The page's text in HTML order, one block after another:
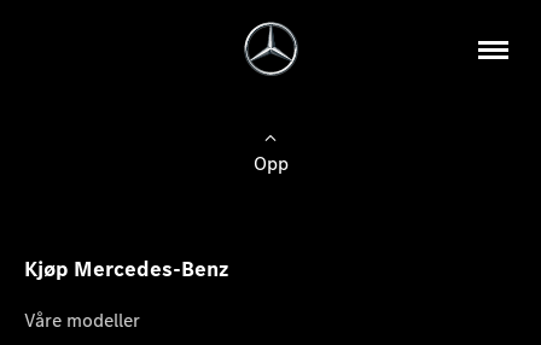
Opp
Kjøp Mercedes-Benz
Våre modeller